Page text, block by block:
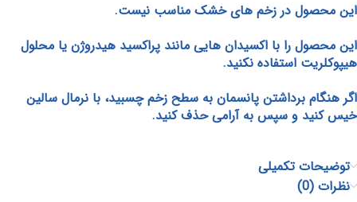
این محصول در زخم های خشک مناسب نیست.
این محصول را با اکسیدان هایی مانند پراکسید هیدروژن یا محلول
هیپوکلریت استفاده نکنید.
اگر هنگام برداشتن پانسمان به سطح زخم چسبید، با نرمال سالین
خیس کنید و سپس به آرامی حذف کنید.
توضیحات تکمیلی
نظرات (0)